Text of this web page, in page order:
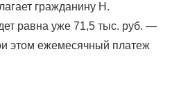
гражданину Н.
равна уже 71,5 тыс. руб. —
этом ежемесячный платеж